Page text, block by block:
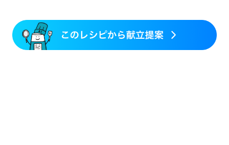
妊娠中(初期)
妊婦健診・血圧が気になる（初期）
妊婦健診・血糖値が気になる（初期）